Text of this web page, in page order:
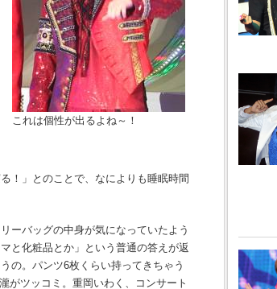
これは個性が出るよね～！
！」とのことで、なによりも睡眠時間
ーバッグの中身が気になっていたよう
と化粧品とか」という普通の答えが返
の。パンツ6枚くらい持ってきちゃう
がツッコミ。重岡いわく、コンサート